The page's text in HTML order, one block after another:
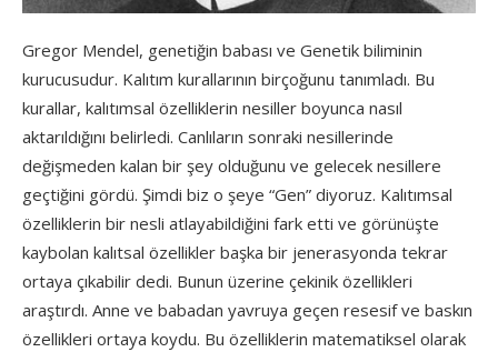
Gregor Mendel, genetiğin babası ve Genetik biliminin
kurucusudur. Kalıtım kurallarının birçoğunu tanımladı. Bu
kurallar, kalıtımsal özelliklerin nesiller boyunca nasıl
aktarıldığını belirledi. Canlıların sonraki nesillerinde
değişmeden kalan bir şey olduğunu ve gelecek nesillere
geçtiğini gördü. Şimdi biz o şeye “Gen” diyoruz. Kalıtımsal
özelliklerin bir nesli atlayabildiğini fark etti ve görünüşte
kaybolan kalıtsal özellikler başka bir jenerasyonda tekrar
ortaya çıkabilir dedi. Bunun üzerine çekinik özellikleri
araştırdı. Anne ve babadan yavruya geçen resesif ve baskın
özellikleri ortaya koydu. Bu özelliklerin matematiksel olarak